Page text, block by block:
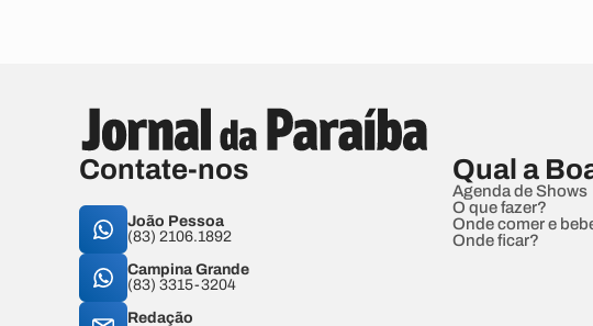
Contate-nos
João Pessoa
(83) 2106.1892
Campina Grande
(83) 3315-3204
Redação
Qual a
Agenda de Shows
O que fazer?
Onde comer e
Onde ficar?